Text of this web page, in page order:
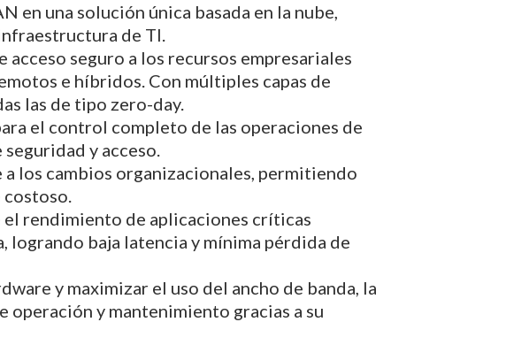
en una solución única basada en la nube,
de TI.
seguro a los recursos empresariales
e híbridos. Con múltiples capas de
las de tipo zero-day.
el control completo de las operaciones de
y acceso.
los cambios organizacionales, permitiendo
costoso.
rendimiento de aplicaciones críticas
logrando baja latencia y mínima pérdida de
y maximizar el uso del ancho de banda, la
y mantenimiento gracias a su